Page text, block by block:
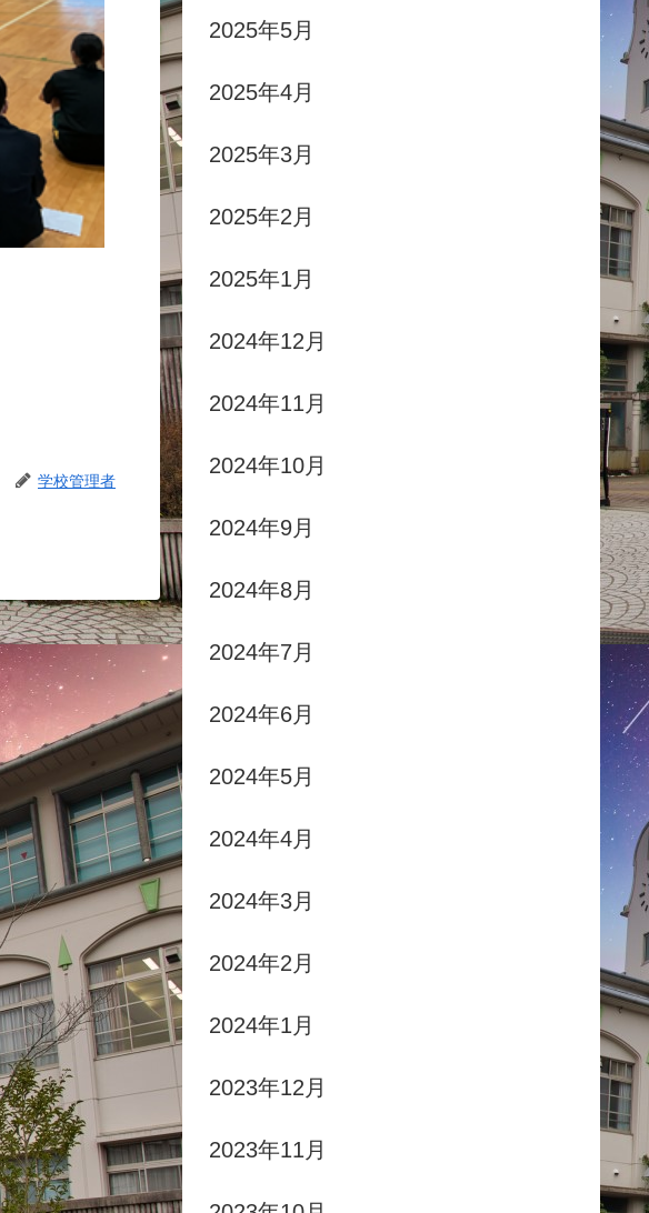
学校管理者
2025年5月
2025年4月
2025年3月
2025年2月
2025年1月
2024年12月
2024年11月
2024年10月
2024年9月
2024年8月
2024年7月
2024年6月
2024年5月
2024年4月
2024年3月
2024年2月
2024年1月
2023年12月
2023年11月